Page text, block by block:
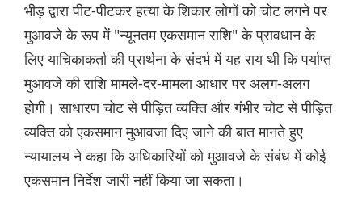
भीड़ द्वारा पीट-पीटकर हत्या के शिकार लोगों को चोट लगने पर
मुआवजे के रूप में "न्यूनतम एकसमान राशि" के प्रावधान के
लिए याचिकाकर्ता की प्रार्थना के संदर्भ में यह राय थी कि पर्याप्त
मुआवजे की राशि मामले-दर-मामला आधार पर अलग-अलग
होगी। साधारण चोट से पीड़ित व्यक्ति और गंभीर चोट से पीड़ित
व्यक्ति को एकसमान मुआवजा दिए जाने की बात मानते हुए
न्यायालय ने कहा कि अधिकारियों को मुआवजे के संबंध में कोई
एकसमान निर्देश जारी नहीं किया जा सकता।